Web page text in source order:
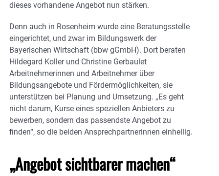
dieses vorhandene Angebot nun stärken.
Denn auch in Rosenheim wurde eine Beratungsstelle
eingerichtet, und zwar im Bildungswerk der
Bayerischen Wirtschaft (bbw gGmbH). Dort beraten
Hildegard Koller und Christine Gerbaulet
Arbeitnehmerinnen und Arbeitnehmer über
Bildungsangebote und Fördermöglichkeiten, sie
unterstützen bei Planung und Umsetzung. „Es geht
nicht darum, Kurse eines speziellen Anbieters zu
bewerben, sondern das passendste Angebot zu
finden“, so die beiden Ansprechpartnerinnen einhellig.
„Angebot sichtbarer machen“